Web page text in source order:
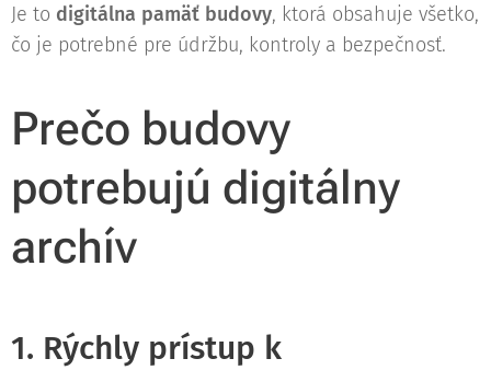
Je to digitálna pamäť budovy, ktorá obsahuje všetko,
čo je potrebné pre údržbu, kontroly a bezpečnosť.
Prečo budovy
potrebujú digitálny
archív
1. Rýchly prístup k